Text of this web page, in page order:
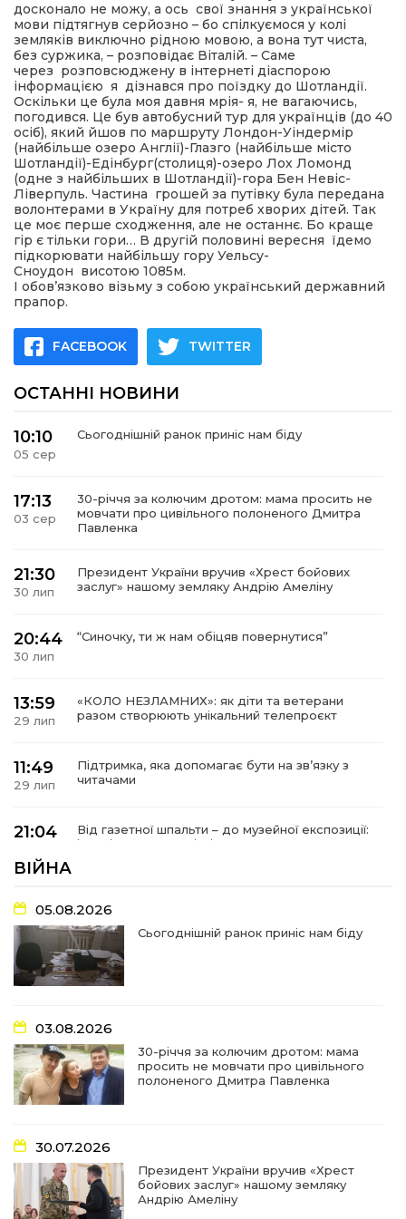
досконало не можу, а ось свої знання з української
мови підтягнув серйозно – бо спілкуємося у колі
земляків виключно рідною мовою, а вона тут чиста,
без суржика, – розповідає Віталій. – Саме
через розповсюджену в інтернеті діаспорою
інформацією я дізнався про поїздку до Шотландії.
Оскільки це була моя давня мрія- я, не вагаючись,
погодився. Це був автобусний тур для українців (до 40
осіб), який йшов по маршруту Лондон-Уіндермір
(найбільше озеро Англії)-Глазго (найбільше місто
Шотландії)-Едінбург(столиця)-озеро Лох Ломонд
(одне з найбільших в Шотландії)-гора Бен Невіс-
Ліверпуль. Частина грошей за путівку була передана
волонтерами в Україну для потреб хворих дітей. Так
це моє перше сходження, але не останнє. Бо краще
гір є тільки гори… В другій половині вересня їдемо
підкорювати найбільшу гору Уельсу-
Сноудон висотою 1085м.
І обов’язково візьму з собою український державний
прапор.
FACEBOOK TWITTER
ОСТАННІ НОВИНИ
10:10
05 сер
Сьогоднішній ранок приніс нам біду
17:13
03 сер
30-річчя за колючим дротом: мама просить не
мовчати про цивільного полоненого Дмитра
Павленка
21:30
30 лип
Президент України вручив «Хрест бойових
заслуг» нашому земляку Андрію Амеліну
20:44
30 лип
“Синочку, ти ж нам обіцяв повернутися”
13:59
29 лип
«КОЛО НЕЗЛАМНИХ»: як діти та ветерани
разом створюють унікальний телепроєкт
11:49
29 лип
Підтримка, яка допомагає бути на зв’язку з
читачами
21:04
Від газетної шпальти – до музейної експозиції:
історії Героїв Барвінківщини стали частиною
17:18
27 лип
У Барвінківській громаді вшанували людей
найгуманнішої професії
16:29
22 лип
Медики Барвінківської громади
вдосконалюють професійні навички
15:09
22 лип
У Пригожому з дітьми та їх батьками
працювали фахівці благодійного фонду
07:17
“Мені й досі сниться син”: чотири роки світлої
11:06
20 лип
За дві доби — серія ворожих ударів по
Барвінківській громаді
ВІЙНА
05.08.2026
Сьогоднішній ранок приніс нам біду
03.08.2026
30-річчя за колючим дротом: мама
просить не мовчати про цивільного
полоненого Дмитра Павленка
30.07.2026
Президент України вручив «Хрест
бойових заслуг» нашому земляку
Андрію Амеліну